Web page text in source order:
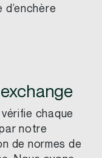
chaque
notre
de normes de